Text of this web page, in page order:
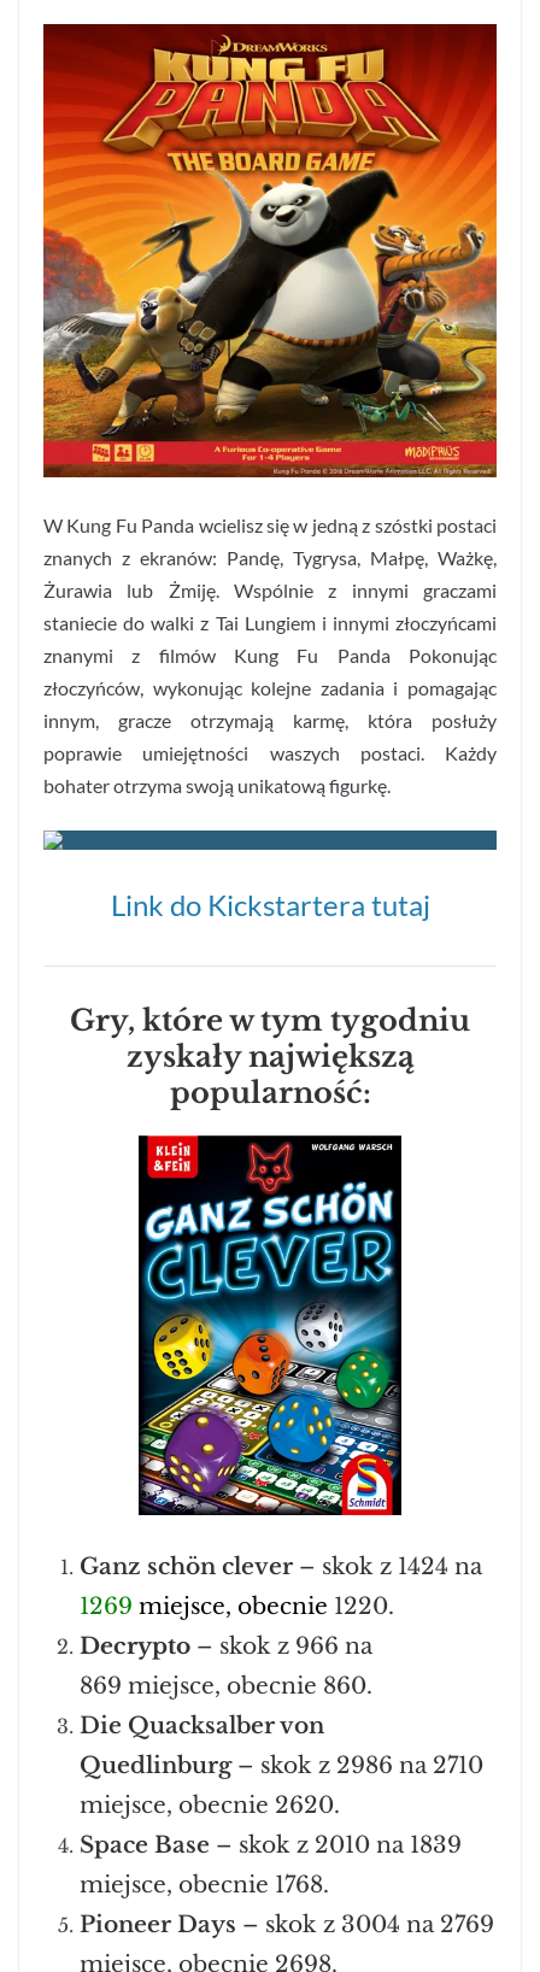
W Kung Fu Panda wcielisz się w jedną z szóstki postaci
znanych z ekranów: Pandę, Tygrysa, Małpę, Ważkę,
Żurawia lub Żmiję. Wspólnie z innymi graczami
staniecie do walki z Tai Lungiem i innymi złoczyńcami
znanymi z filmów Kung Fu Panda Pokonując
złoczyńców, wykonując kolejne zadania i pomagając
innym, gracze otrzymają karmę, która posłuży
poprawie umiejętności waszych postaci. Każdy
bohater otrzyma swoją unikatową figurkę.
Link do Kickstartera tutaj
Gry, które w tym tygodniu
zyskały największą
popularność:
Ganz schön clever – skok z 1424 na
1269 miejsce, obecnie 1220.
Decrypto – skok z 966 na
869 miejsce, obecnie 860.
Die Quacksalber von
Quedlinburg – skok z 2986 na 2710
miejsce, obecnie 2620.
Space Base – skok z 2010 na 1839
miejsce, obecnie 1768.
Pioneer Days – skok z 3004 na 2769
miejsce, obecnie 2698.